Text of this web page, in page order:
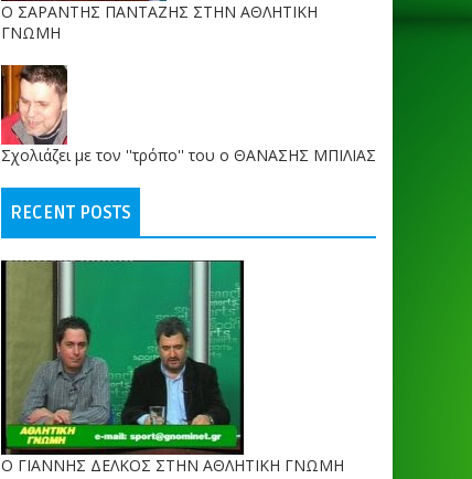
O ΣΑΡΑΝΤΗΣ ΠΑΝΤΑΖΗΣ ΣΤΗΝ ΑΘΛΗΤΙΚΗ
ΓΝΩΜΗ
Σχολιάζει με τον ''τρόπο'' του ο ΘΑΝΑΣΗΣ ΜΠΙΛΙΑΣ
RECENT POSTS
Ο ΓΙΑΝΝΗΣ ΔΕΛΚΟΣ ΣΤΗΝ ΑΘΛΗΤΙΚΗ ΓΝΩΜΗ